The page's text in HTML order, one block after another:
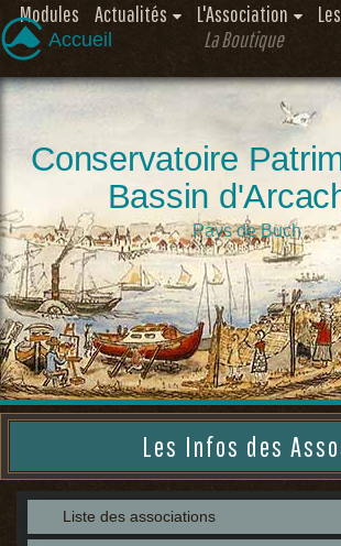
Accueil
Modules Actualités L'Association
La Boutique
Conservatoire
Bassin
Pays de Buch
Les Infos des
Liste des associations